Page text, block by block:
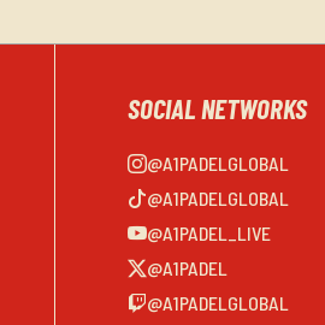
SOCIAL NETWORKS
@A1PADELGLOBAL
@A1PADELGLOBAL
@A1PADEL_LIVE
@A1PADEL
@A1PADELGLOBAL